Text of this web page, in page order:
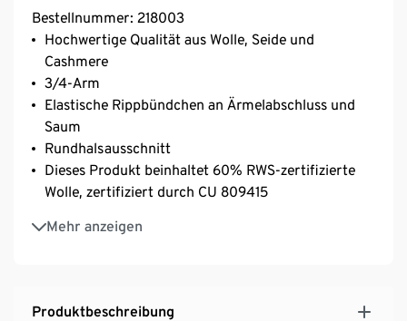
Bestellnummer: 218003
Hochwertige Qualität aus Wolle, Seide und
Cashmere
3/4-Arm
Elastische Rippbündchen an Ärmelabschluss und
Saum
Rundhalsausschnitt
Dieses Produkt beinhaltet 60% RWS-zertifizierte
Wolle, zertifiziert durch CU 809415
Mehr anzeigen
The Good Cashmere Standard® zertifiziert
Produktbeschreibung